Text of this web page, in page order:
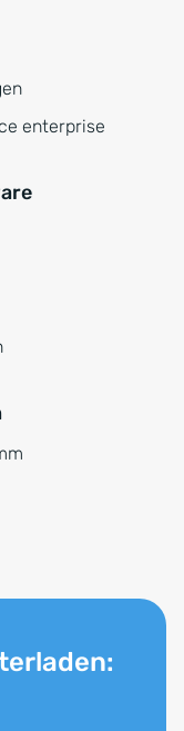
enterprise